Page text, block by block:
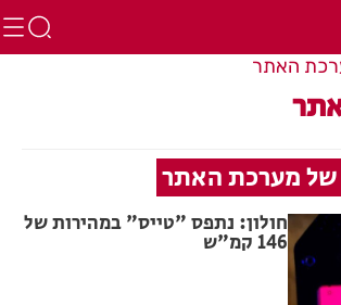
האתר
של מערכת האתר
חולון: נתפס "טייס" במהירות של
146 קמ"ש